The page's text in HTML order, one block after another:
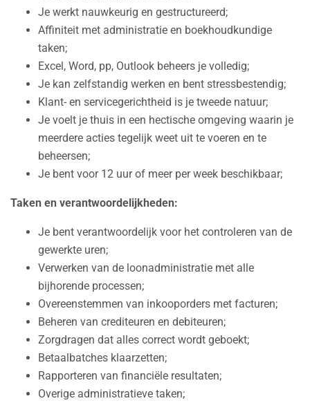
Je werkt nauwkeurig en gestructureerd;
Affiniteit met administratie en boekhoudkundige
taken;
Excel, Word, pp, Outlook beheers je volledig;
Je kan zelfstandig werken en bent stressbestendig;
Klant- en servicegerichtheid is je tweede natuur;
Je voelt je thuis in een hectische omgeving waarin je
meerdere acties tegelijk weet uit te voeren en te
beheersen;
Je bent voor 12 uur of meer per week beschikbaar;
Taken en verantwoordelijkheden:
Je bent verantwoordelijk voor het controleren van de
gewerkte uren;
Verwerken van de loonadministratie met alle
bijhorende processen;
Overeenstemmen van inkooporders met facturen;
Beheren van crediteuren en debiteuren;
Zorgdragen dat alles correct wordt geboekt;
Betaalbatches klaarzetten;
Rapporteren van financiële resultaten;
Overige administratieve taken;